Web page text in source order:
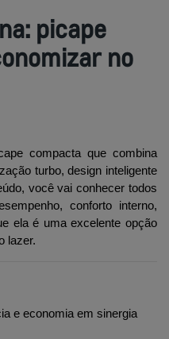
picape
no
compacta que combina
turbo, design inteligente
você vai conhecer todos
conforto interno,
ela é uma excelente opção
lazer.
e economia em sinergia